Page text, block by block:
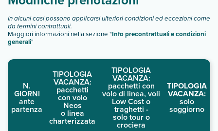
In alcuni casi possono applicarsi ulteriori condizioni ed eccezioni come
da termini contrattuali.
Maggiori informazioni nella sezione "Info precontrattuali e condizioni
generali"
N.
GIORNI
ante
partenza
TIPOLOGIA
VACANZA:
pacchetti
con volo
Neos
o linea
charterizzata
TIPOLOGIA
VACANZA:
pacchetti con
volo di linea, voli
Low Cost o
traghetti -
solo tour o
crociera
TIPOLOGIA
VACANZA:
solo
soggiorno